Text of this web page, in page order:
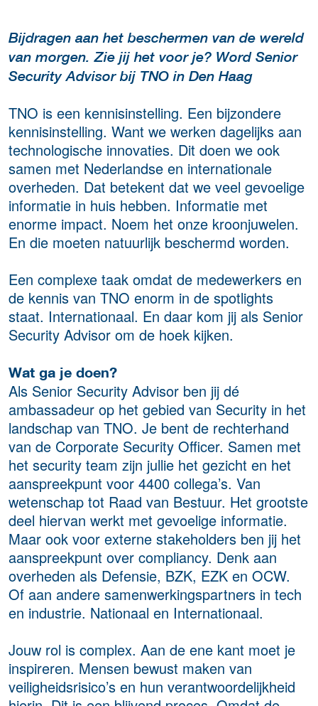
Bijdragen aan het beschermen van de wereld
van morgen. Zie jij het voor je? Word Senior
Security Advisor bij TNO in Den Haag
TNO is een kennisinstelling. Een bijzondere
kennisinstelling. Want we werken dagelijks aan
technologische innovaties. Dit doen we ook
samen met Nederlandse en internationale
overheden. Dat betekent dat we veel gevoelige
informatie in huis hebben. Informatie met
enorme impact. Noem het onze kroonjuwelen.
En die moeten natuurlijk beschermd worden.
Een complexe taak omdat de medewerkers en
de kennis van TNO enorm in de spotlights
staat. Internationaal. En daar kom jij als Senior
Security Advisor om de hoek kijken.
Wat ga je doen?
Als Senior Security Advisor ben jij dé
ambassadeur op het gebied van Security in het
landschap van TNO. Je bent de rechterhand
van de Corporate Security Officer. Samen met
het security team zijn jullie het gezicht en het
aanspreekpunt voor 4400 collega’s. Van
wetenschap tot Raad van Bestuur. Het grootste
deel hiervan werkt met gevoelige informatie.
Maar ook voor externe stakeholders ben jij het
aanspreekpunt over compliancy. Denk aan
overheden als Defensie, BZK, EZK en OCW.
Of aan andere samenwerkingspartners in tech
en industrie. Nationaal en Internationaal.
Jouw rol is complex. Aan de ene kant moet je
inspireren. Mensen bewust maken van
veiligheidsrisico’s en hun verantwoordelijkheid